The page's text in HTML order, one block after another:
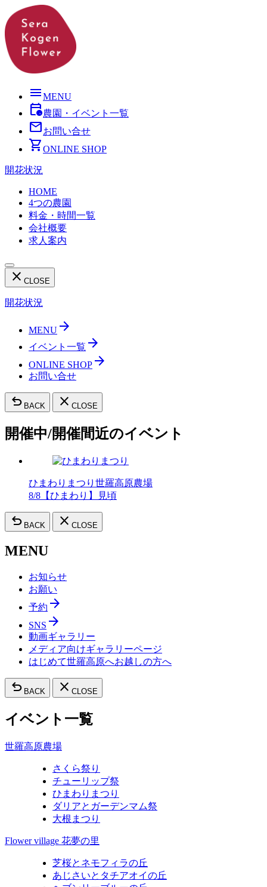
menuMENU
calendar_clock農園・イベント一覧
mailお問い合せ
shopping_cartONLINE SHOP
開花状況
HOME
4つの農園
料金・時間一覧
会社概要
求人案内
close CLOSE
開花状況
MENU arrow_forward
イベント一覧 arrow_forward
ONLINE SHOP arrow_forward
お問い合せ
undo BACK close CLOSE
開催中/開催間近のイベント
ひまわりまつり 世羅高原農場
8/8【ひまわり】見頃
undo BACK close CLOSE
MENU
お知らせ
お願い
予約 arrow_forward
SNS arrow_forward
動画ギャラリー
メディア向けギャラリーページ
はじめて世羅高原へお越しの方へ
undo BACK close CLOSE
イベント一覧
世羅高原農場
さくら祭り
チューリップ祭
ひまわりまつり
ダリアとガーデンマム祭
大根まつり
Flower village 花夢の里
芝桜とネモフィラの丘
あじさいとタチアオイの丘